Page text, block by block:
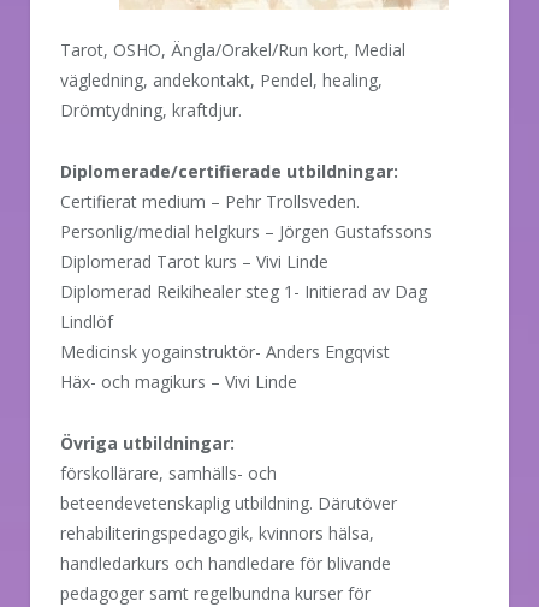
Tarot, OSHO, Ängla/Orakel/Run kort, Medial
vägledning, andekontakt, Pendel, healing,
Drömtydning, kraftdjur.
Diplomerade/certifierade utbildningar:
Certifierat medium – Pehr Trollsveden.
Personlig/medial helgkurs – Jörgen Gustafssons
Diplomerad Tarot kurs – Vivi Linde
Diplomerad Reikihealer steg 1- Initierad av Dag
Lindlöf
Medicinsk yogainstruktör- Anders Engqvist
Häx- och magikurs – Vivi Linde
Övriga utbildningar:
förskollärare, samhälls- och
beteendevetenskaplig utbildning. Därutöver
rehabiliteringspedagogik, kvinnors hälsa,
handledarkurs och handledare för blivande
pedagoger samt regelbundna kurser för